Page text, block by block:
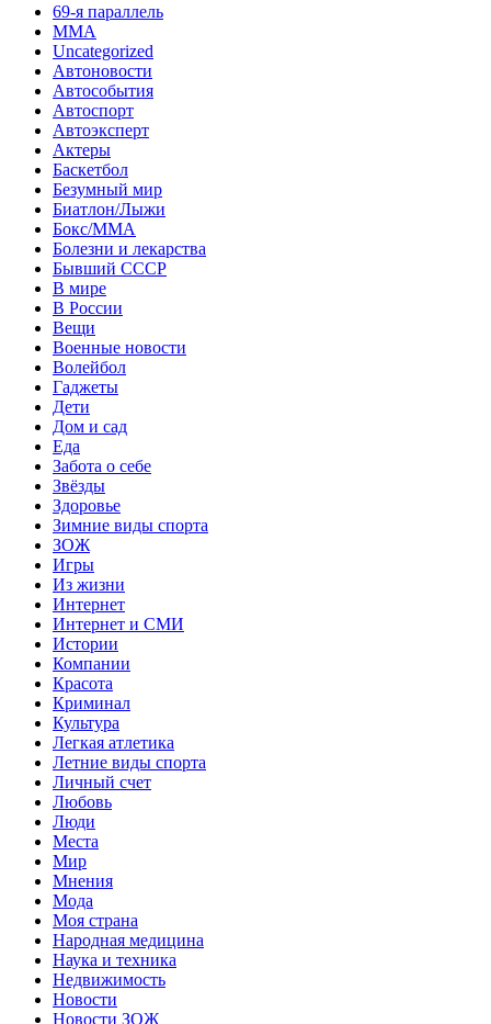
69-я параллель
MMA
Uncategorized
Автоновости
Автособытия
Автоспорт
Автоэксперт
Актеры
Баскетбол
Безумный мир
Биатлон/Лыжи
Бокс/MMA
Болезни и лекарства
Бывший СССР
В мире
В России
Вещи
Военные новости
Волейбол
Гаджеты
Дети
Дом и сад
Еда
Забота о себе
Звёзды
Здоровье
Зимние виды спорта
ЗОЖ
Игры
Из жизни
Интернет
Интернет и СМИ
Истории
Компании
Красота
Криминал
Культура
Легкая атлетика
Летние виды спорта
Личный счет
Любовь
Люди
Места
Мир
Мнения
Мода
Моя страна
Народная медицина
Наука и техника
Недвижимость
Новости
Новости ЗОЖ